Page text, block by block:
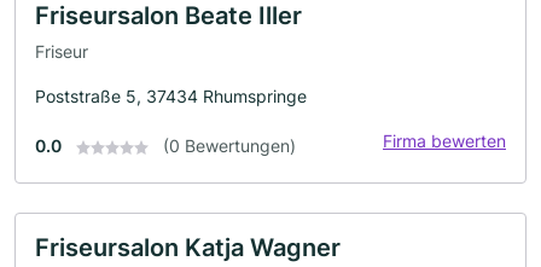
Friseursalon Beate Iller
Friseur
Poststraße 5, 37434 Rhumspringe
0.0 (0 Bewertungen) Firma bewerten
Friseursalon Katja Wagner